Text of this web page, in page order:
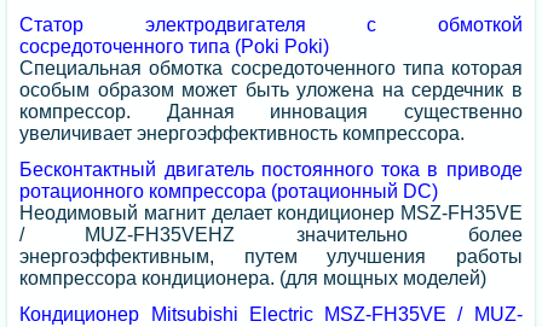
Статор электродвигателя с обмоткой
сосредоточенного типа (Poki Poki)
Специальная обмотка сосредоточенного типа которая
особым образом может быть уложена на сердечник в
компрессор. Данная инновация существенно
увеличивает энергоэффективность компрессора.
Бесконтактный двигатель постоянного тока в приводе
ротационного компрессора (ротационный DC)
Неодимовый магнит делает кондиционер MSZ-FH35VE
/ MUZ-FH35VEHZ значительно более
энергоэффективным, путем улучшения работы
компрессора кондиционера. (для мощных моделей)
Кондиционер Mitsubishi Electric MSZ-FH35VE / MUZ-